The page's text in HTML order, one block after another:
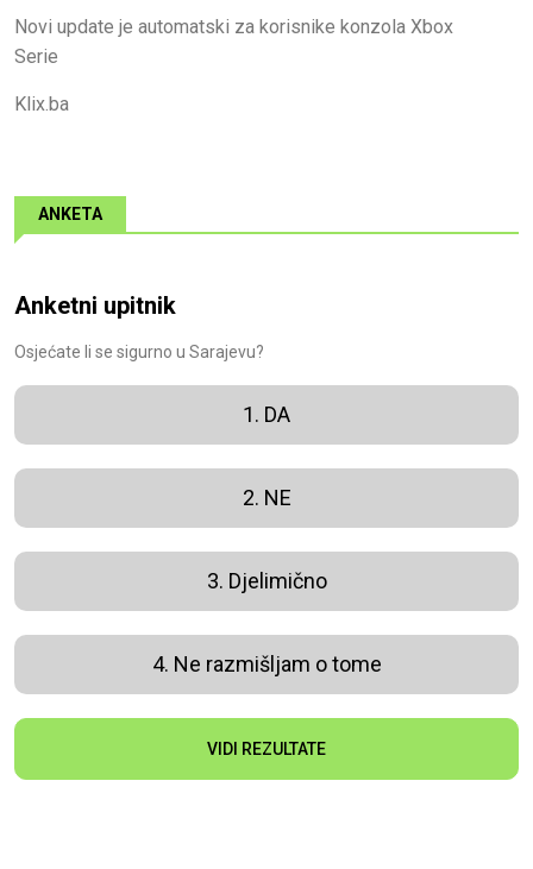
Novi update je automatski za korisnike konzola Xbox
Serie
Klix.ba
ANKETA
Anketni upitnik
Osjećate li se sigurno u Sarajevu?
1. DA
2. NE
3. Djelimično
4. Ne razmišljam o tome
VIDI REZULTATE